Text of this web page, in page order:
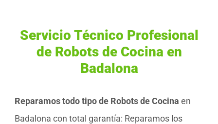
Servicio Técnico Profesional
de Robots de Cocina en
Badalona
Reparamos todo tipo de Robots de Cocina en
Badalona con total garantía: Reparamos los